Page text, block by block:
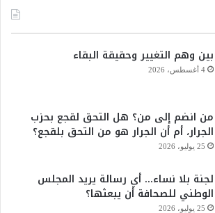
u
T
b
e
بين وهم التغيير وحقيقة البقاء
4 أغسطس، 2026
من انضم إلى من؟ هل التحق لقجع بحزب
الجرار، أم أن الجرار هو من التحق بلقجع؟
25 يوليو، 2026
لجنة بلا نساء… أي رسالة يريد المجلس
الوطني للصحافة أن يبعثها؟
25 يوليو، 2026